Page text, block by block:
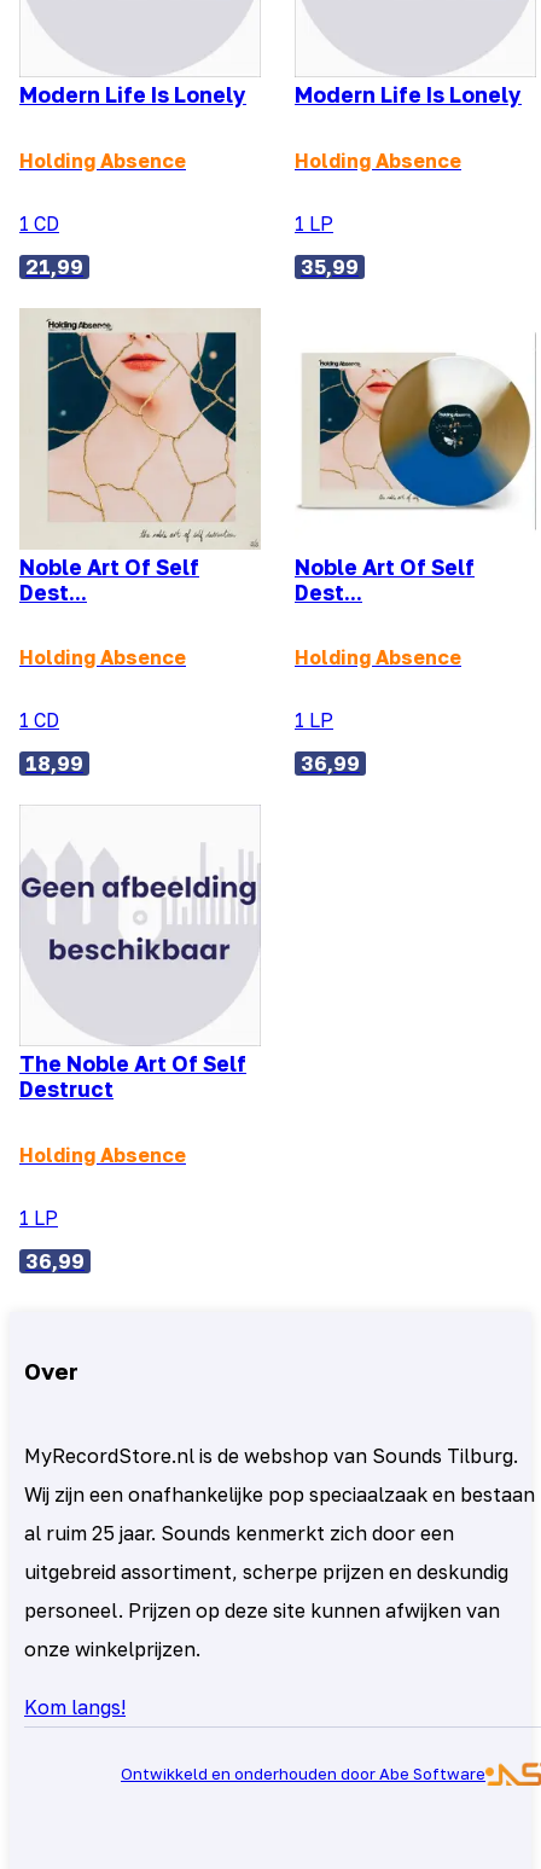
Modern Life Is Lonely
Holding Absence
1 CD
21,99
Modern Life Is Lonely
Holding Absence
1 LP
35,99
Noble Art Of Self
Dest...
Holding Absence
1 CD
18,99
Noble Art Of Self
Dest...
Holding Absence
1 LP
36,99
The Noble Art Of Self
Destruct
Holding Absence
1 LP
36,99
Over
MyRecordStore.nl is de webshop van Sounds Tilburg.
Wij zijn een onafhankelijke pop speciaalzaak en bestaan
al ruim 25 jaar. Sounds kenmerkt zich door een
uitgebreid assortiment, scherpe prijzen en deskundig
personeel. Prijzen op deze site kunnen afwijken van
onze winkelprijzen.
Kom langs!
Ontwikkeld en onderhouden door Abe Software